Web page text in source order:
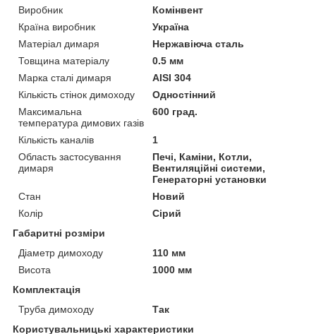
Виробник
Комінвент
Країна виробник
Україна
Матеріал димаря
Нержавіюча сталь
Товщина матеріалу
0.5 мм
Марка сталі димаря
AISI 304
Кількість стінок димоходу
Одностінний
Максимальна
температура димових газів
600 град.
Кількість каналів
1
Область застосування
димаря
Печі, Каміни, Котли,
Вентиляційні системи,
Генераторні установки
Стан
Новий
Колір
Сірий
Габаритні розміри
Діаметр димоходу
110 мм
Висота
1000 мм
Комплектація
Труба димоходу
Так
Користувальницькі характеристики